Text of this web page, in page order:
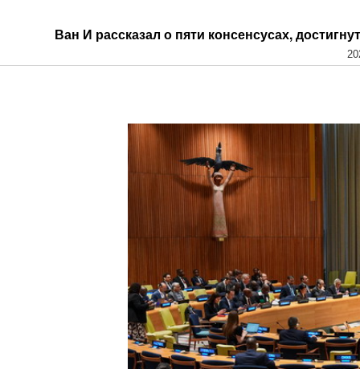
Ван И рассказал о пяти консенсусах,